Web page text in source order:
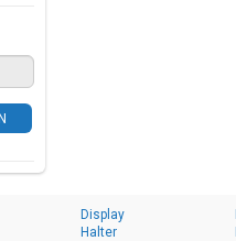
Display
Halter